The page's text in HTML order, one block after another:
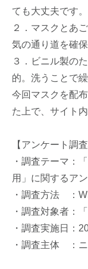
ても大丈夫です。
２．マスクとあ
気の通り道を確
３．ビニル製の
的。洗うことで
今回マスクを配
た上で、サイト
【アンケート調査
・調査テーマ：
用」に関するア
・調査方法 ：
・調査対象者：
・調査実施日：
・調査主体 ：